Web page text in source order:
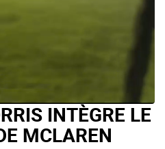
INTÈGRE LE
MCLAREN